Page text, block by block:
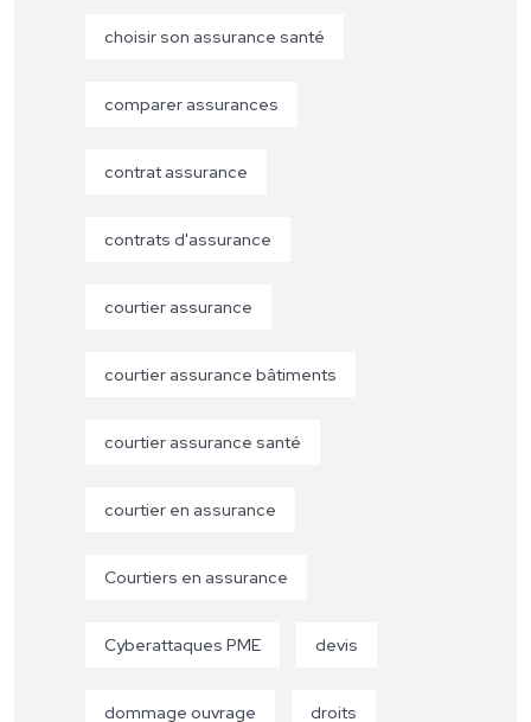
choisir son assurance santé
comparer assurances
contrat assurance
contrats d'assurance
courtier assurance
courtier assurance bâtiments
courtier assurance santé
courtier en assurance
Courtiers en assurance
Cyberattaques PME devis
dommage ouvrage droits